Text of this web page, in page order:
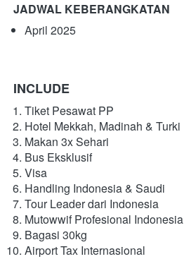
JADWAL KEBERANGKATAN
April 2025
INCLUDE
Tiket Pesawat PP
Hotel Mekkah, Madinah & Turki
Makan 3x Sehari
Bus Eksklusif
Visa
Handling Indonesia & Saudi
Tour Leader dari Indonesia
Mutowwif Profesional Indonesia
Bagasi 30kg
Airport Tax Internasional